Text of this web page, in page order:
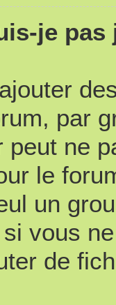
je
par
peut ne
le
un
si vous
de